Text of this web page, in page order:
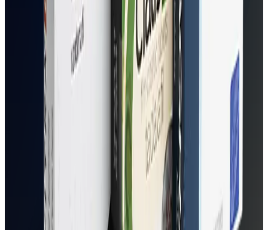
euroClinix
Fördelar